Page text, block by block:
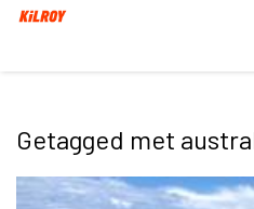
Getagged met